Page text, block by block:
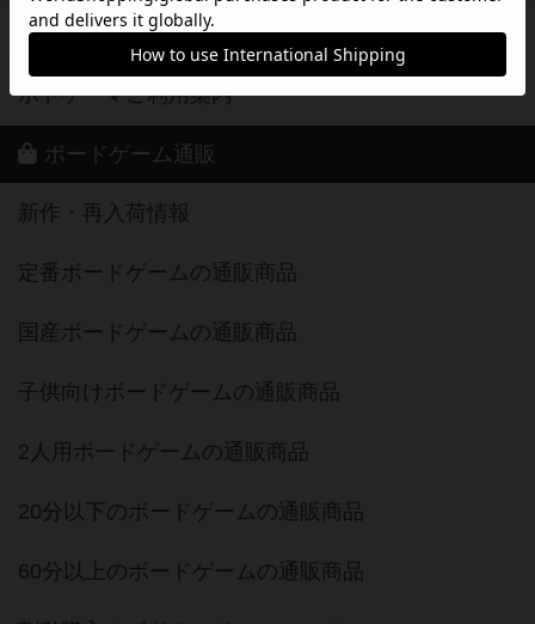
ボードゲーム業界コラム
ボドゲーマご利用案内
ボードゲーム通販
新作・再入荷情報
定番ボードゲームの通販商品
国産ボードゲームの通販商品
子供向けボードゲームの通販商品
2人用ボードゲームの通販商品
20分以下のボードゲームの通販商品
60分以上のボードゲームの通販商品